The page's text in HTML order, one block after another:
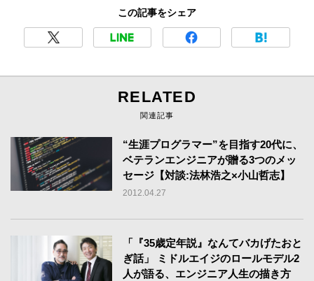
この記事をシェア
RELATED
関連記事
“生涯プログラマー”を目指す20代に、
ベテランエンジニアが贈る3つのメッ
セージ【対談:法林浩之×小山哲志】
2012.04.27
「『35歳定年説』なんてバカげたおと
ぎ話」 ミドルエイジのロールモデル2
人が語る、エンジニア人生の描き方